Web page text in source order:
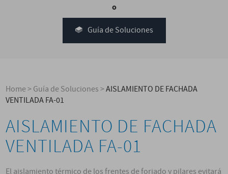
o
Guía de Soluciones
Home>Guía de Soluciones>AISLAMIENTO DE FACHADA
VENTILADA FA-01
AISLAMIENTO DE FACHADA
VENTILADA FA-01
El aislamiento térmico de los frentes de forjado y pilares evitará